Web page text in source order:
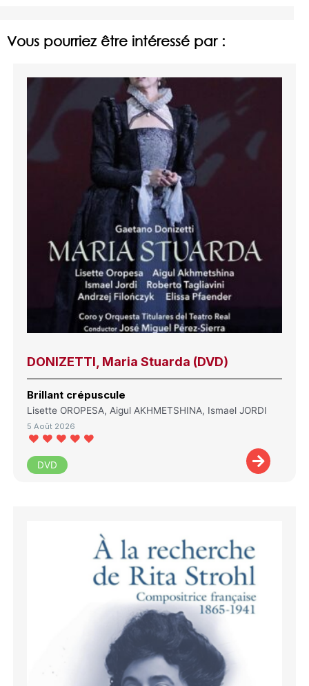
Vous pourriez être intéressé par :
DONIZETTI, Maria Stuarda (DVD)
Brillant crépuscule
Lisette OROPESA, Aigul AKHMETSHINA, Ismael JORDI
5 Août 2026
DVD